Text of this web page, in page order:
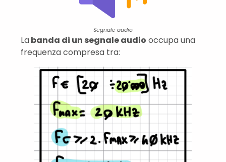
Segnale audio
Labanda di un segnale audio occupa una
frequenza compresa tra: